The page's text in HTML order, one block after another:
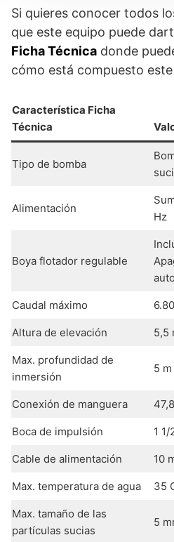
Si quieres conocer todos
que este equipo puede
Ficha Técnica donde
cómo está compuesto
Característica Ficha
Técnica
Tipo de bomba
Alimentación
Hz
Boya flotador regulable
Caudal máximo
Altura de elevación 5,5
Max. profundidad de
inmersión
5 m
Conexión de manguera
Boca de impulsión 1 1/
Cable de alimentación 10
Max. temperatura de agua 35
Max. tamaño de las
partículas sucias
5